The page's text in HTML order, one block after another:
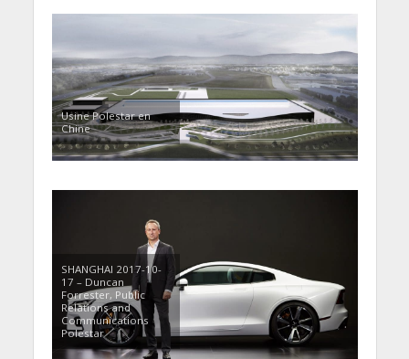
Usine Polestar en
Chine
SHANGHAI 2017-10-
17 – Duncan
Forrester, Public
Relations and
Communications
Polestar